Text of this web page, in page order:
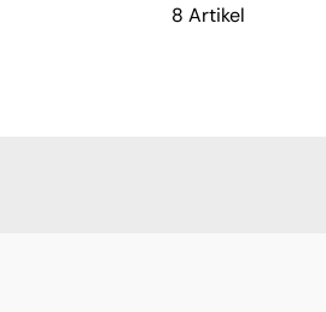
8 Artikel